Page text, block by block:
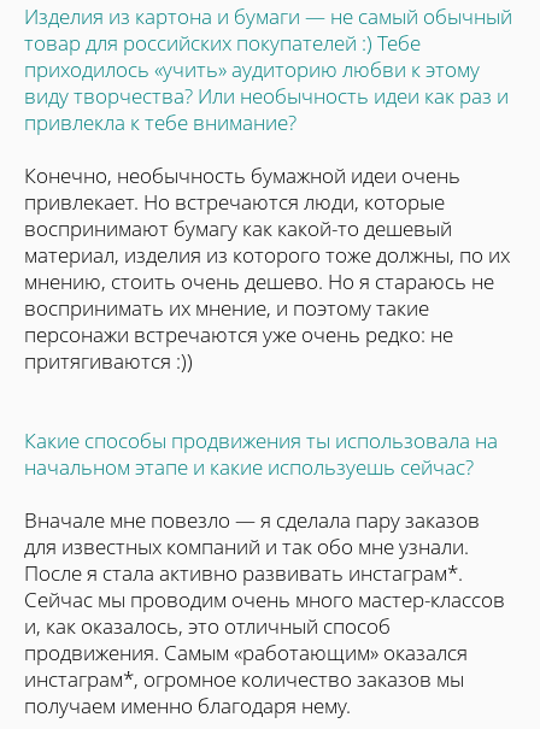
Изделия из картона и бумаги — не самый обычный
товар для российских покупателей :) Тебе
приходилось «учить» аудиторию любви к этому
виду творчества? Или необычность идеи как раз и
привлекла к тебе внимание?
Конечно, необычность бумажной идеи очень
привлекает. Но встречаются люди, которые
воспринимают бумагу как какой-то дешевый
материал, изделия из которого тоже должны, по их
мнению, стоить очень дешево. Но я стараюсь не
воспринимать их мнение, и поэтому такие
персонажи встречаются уже очень редко: не
притягиваются :))
Какие способы продвижения ты использовала на
начальном этапе и какие используешь сейчас?
Вначале мне повезло — я сделала пару заказов
для известных компаний и так обо мне узнали.
После я стала активно развивать инстаграм*.
Сейчас мы проводим очень много мастер-классов
и, как оказалось, это отличный способ
продвижения. Самым «работающим» оказался
инстаграм*, огромное количество заказов мы
получаем именно благодаря нему.